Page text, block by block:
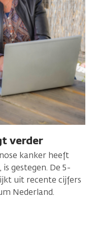
verder
kanker heeft
gestegen. De 5-
uit recente cijfers
Nederland.